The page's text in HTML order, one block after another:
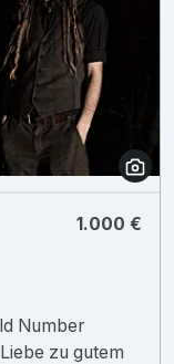
1.000 €
Number
zu gutem